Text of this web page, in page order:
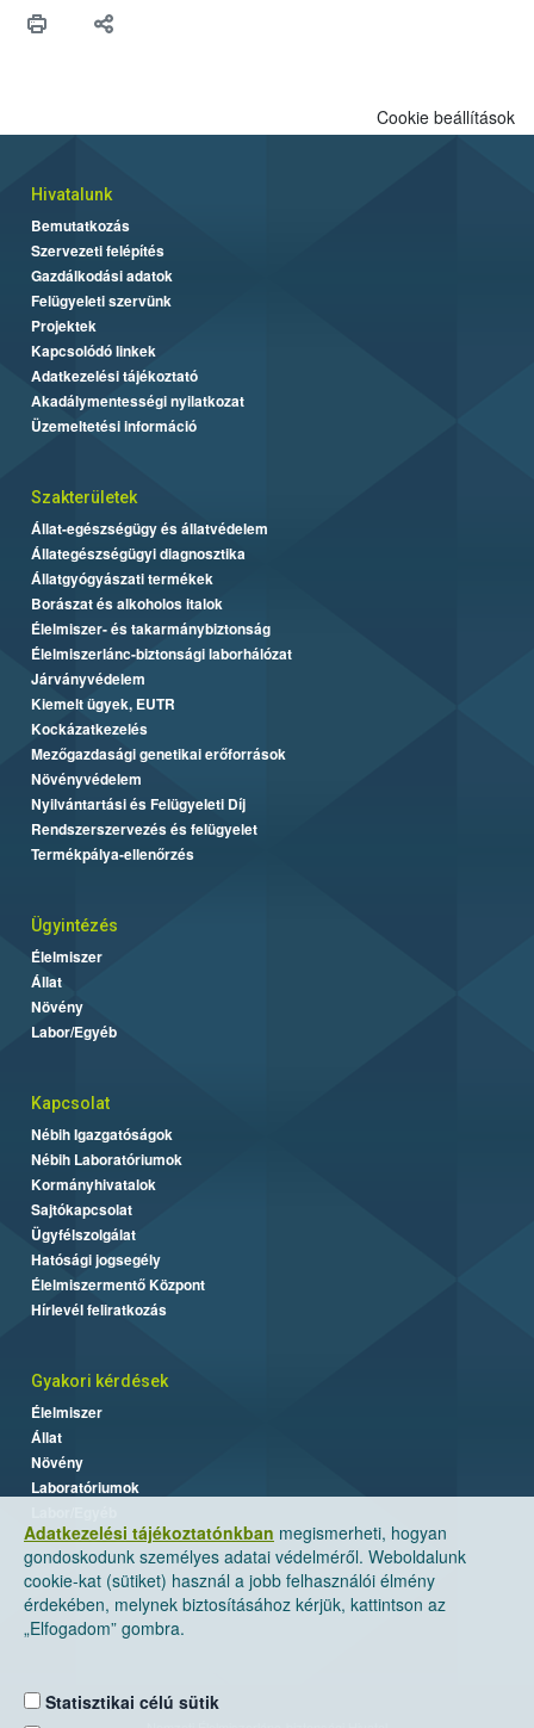
fenológiai fázisba való átmenet már országszerte zajlik,
megjelentek a virágbimbós egyedek, sőt Hajdú-Bihar
vármegyében már 20-40%-os, Békés vármegyében 40-55%-os
kezdete fejlettségű parlagfüvet is sikerült találni (többnyire
10%-os, Hajdú-Bihar vármegyében már 5-20%-os arányban
vannak jelen virágozni kezdő egyedek.
Adatkezelési tájékoztatónkban megismerheti, hogyan
gondoskodunk személyes adatai védelméről. Weboldalunk
cookie-kat (sütiket) használ a jobb felhasználói élmény
érdekében, melynek biztosításához kérjük, kattintson az
„Elfogadom” gombra.
Statisztikai célú sütik
Cookie beállítások
Hivatalunk
Bemutatkozás
Szervezeti felépítés
Gazdálkodási adatok
Felügyeleti szervünk
Projektek
Kapcsolódó linkek
Adatkezelési tájékoztató
Akadálymentességi nyilatkozat
Üzemeltetési információ
Szakterületek
Állat-egészségügy és állatvédelem
Állategészségügyi diagnosztika
Állatgyógyászati termékek
Borászat és alkoholos italok
Élelmiszer- és takarmánybiztonság
Élelmiszerlánc-biztonsági laborhálózat
Járványvédelem
Kiemelt ügyek, EUTR
Kockázatkezelés
Mezőgazdasági genetikai erőforrások
Növényvédelem
Nyilvántartási és Felügyeleti Díj
Rendszerszervezés és felügyelet
Termékpálya-ellenőrzés
Ügyintézés
Élelmiszer
Állat
Növény
Labor/Egyéb
Kapcsolat
Nébih Igazgatóságok
Nébih Laboratóriumok
Kormányhivatalok
Sajtókapcsolat
Ügyfélszolgálat
Hatósági jogsegély
Élelmiszermentő Központ
Hírlevél feliratkozás
Gyakori kérdések
Élelmiszer
Állat
Növény
Laboratóriumok